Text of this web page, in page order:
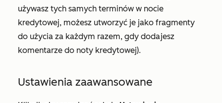
używasz tych samych terminów w nocie
kredytowej, możesz utworzyć je jako fragmenty
do użycia za każdym razem, gdy dodajesz
komentarze do noty kredytowej).
Ustawienia zaawansowane